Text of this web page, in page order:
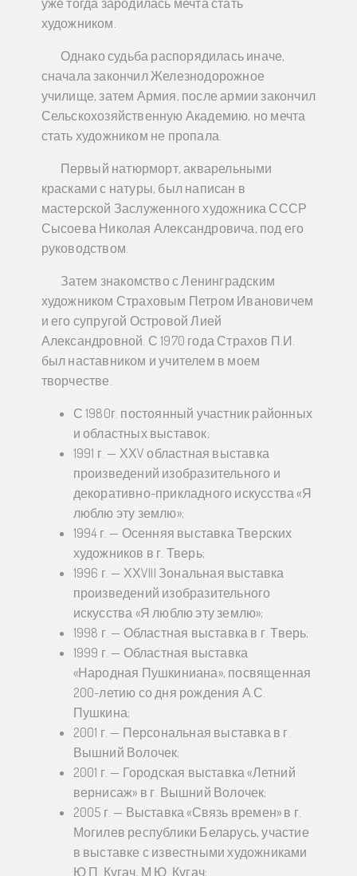
художником.
Однако судьба распорядилась иначе,
сначала закончил Железнодорожное
училище, затем Армия, после армии закончил
Сельскохозяйственную Академию, но мечта
стать художником не пропала.
Первый натюрморт, акварельными
красками с натуры, был написан в
мастерской Заслуженного художника СССР
Сысоева Николая Александровича, под его
руководством.
Затем знакомство с Ленинградским
художником Страховым Петром Ивановичем
и его супругой Островой Лией
Александровной. С 1970 года Страхов П.И.
был наставником и учителем в моем
творчестве.
С 1980г. постоянный участник районных
и областных выставок;
1991 г. — ХХV областная выставка
произведений изобразительного и
декоративно-прикладного искусства «Я
люблю эту землю»;
1994 г. — Осенняя выставка Тверских
художников в г. Тверь;
1996 г. — ХХVIII Зональная выставка
произведений изобразительного
искусства «Я люблю эту землю»;
1998 г. — Областная выставка в г. Тверь;
1999 г. — Областная выставка
«Народная Пушкиниана», посвященная
200-летию со дня рождения А.С.
Пушкина;
2001 г. — Персональная выставка в г.
Вышний Волочек;
2001 г. — Городская выставка «Летний
вернисаж» в г. Вышний Волочек;
2005 г. — Выставка «Связь времен» в г.
Могилев республики Беларусь, участие
в выставке с известными художниками
Ю.П. Кугач, М.Ю. Кугач;